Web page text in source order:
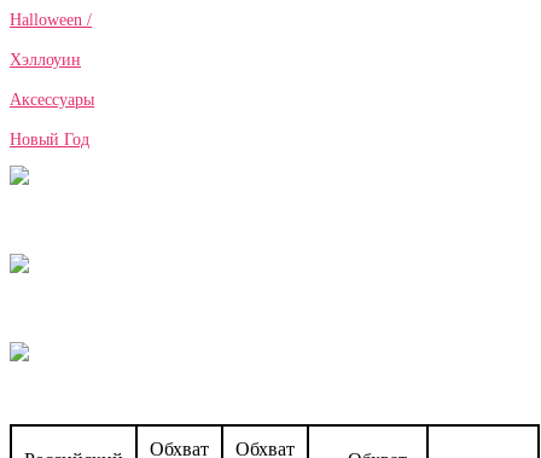
Halloween /
Хэллоуин
Аксессуары
Новый Год
Обхват
Обхват